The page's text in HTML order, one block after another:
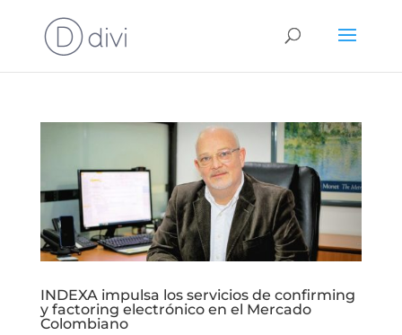
INDEXA impulsa los servicios de confirming
y factoring electrónico en el Mercado
Colombiano